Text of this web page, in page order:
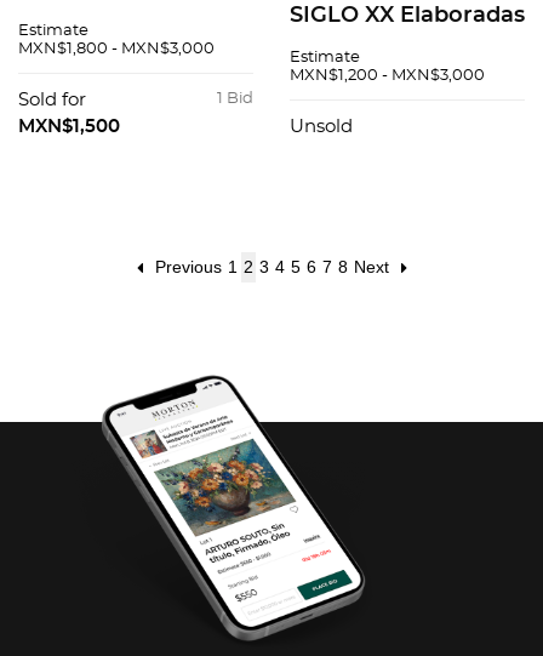
de Murano Diseño
sommersa
multicolor
Estimate
MXN$1,800 - MXN$3,000
1 Bid
Sold for
MXN$1,500
SIGLO XX Elaboradas
madreperla Diseños
caja
Estimate
MXN$1,200 - MXN$3,000
Unsold
Previous 1 2 3 4 5 6 7 8 Next